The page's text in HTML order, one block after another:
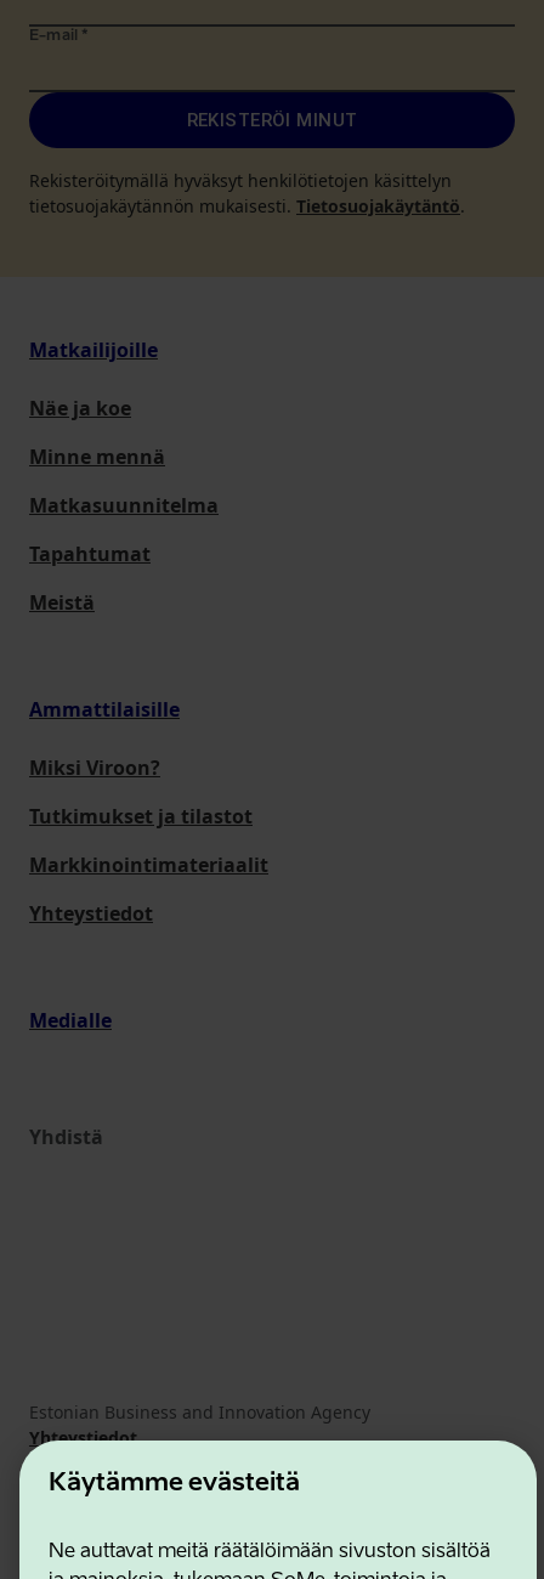
Käytämme evästeitä
Ne auttavat meitä räätälöimään sivuston sisältöä
E-mail *
REKISTERÖI MINUT
Rekisteröitymällä hyväksyt henkilötietojen käsittelyn
tietosuojakäytännön mukaisesti. Tietosuojakäytäntö.
Matkailijoille
Näe ja koe
Minne mennä
Matkasuunnitelma
Tapahtumat
Meistä
Ammattilaisille
Miksi Viroon?
Tutkimukset ja tilastot
Markkinointimateriaalit
Yhteystiedot
Medialle
Yhdistä
Estonian Business and Innovation Agency
Yhteystiedot
Käyttöehdot